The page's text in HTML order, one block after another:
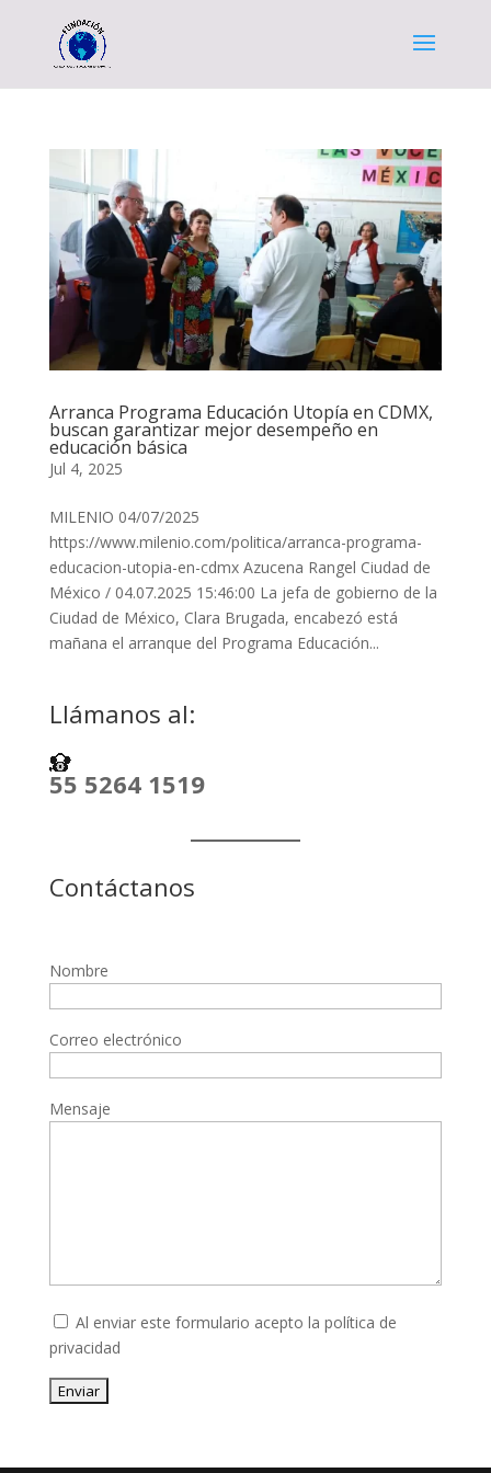
Arranca Programa Educación Utopía en CDMX,
buscan garantizar mejor desempeño en
educación básica
Jul 4, 2025
MILENIO 04/07/2025
https://www.milenio.com/politica/arranca-programa-
educacion-utopia-en-cdmx Azucena Rangel Ciudad de
México / 04.07.2025 15:46:00 La jefa de gobierno de la
Ciudad de México, Clara Brugada, encabezó está
mañana el arranque del Programa Educación...
Llámanos al:
55 5264 1519
Contáctanos
Nombre
Correo electrónico
Mensaje
Al enviar este formulario acepto la política de
privacidad
Enviar